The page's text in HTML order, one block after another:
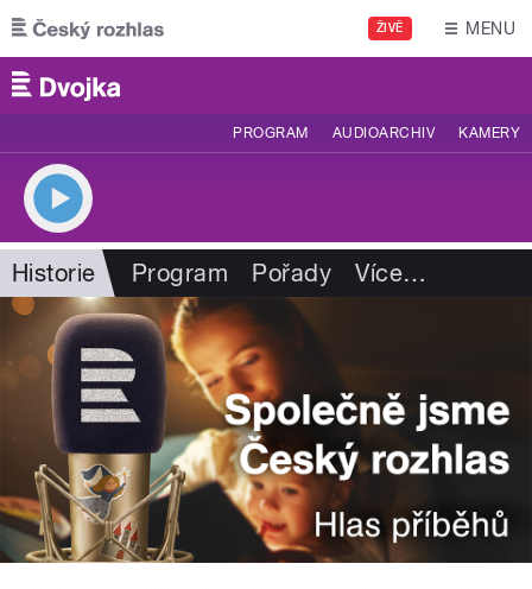
Přejít k hlavnímu obsahu
ŽIVĚ MENU
PROGRAM AUDIOARCHIV KAMERY
Historie Program Pořady Více…